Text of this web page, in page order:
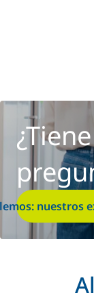
nuestros